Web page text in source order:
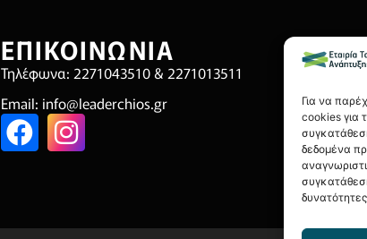
Για να
cookies για
δεδομένα
ΕΠΙΚΟΙΝΩΝΙΑ
Τηλέφωνα: 2271043510 & 2271013511
Email: info@leaderchios.gr